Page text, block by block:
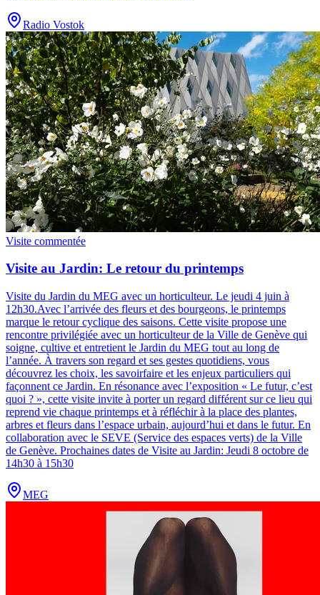
Radio Vostok
Visite commentée
Visite au Jardin: Le retour du printemps
Visite du Jardin du MEG avec un horticulteur. Le jeudi 4 juin à
12h30.Avec l’arrivée des fleurs et des bourgeons, le printemps
marque le retour cyclique des saisons. Cette visite propose une
rencontre privilégiée avec un horticulteur de la Ville de Genève qui
soigne, cultive et entretient le Jardin du MEG tout au long de
l’année. À travers son regard et ses gestes quotidiens, vous
découvrez les choix, les savoirfaire et les enjeux particuliers qui
façonnent ce Jardin. En résonance avec l’exposition « Le futur, c’est
quoi ? », cette visite invite à porter un regard différent sur ce lieu qui
reprend vie chaque printemps et à réfléchir à la place des plantes,
arbres et fleurs dans l’espace urbain, aujourd’hui et dans le futur. En
collaboration avec le SEVE (Service des espaces verts) de la Ville
de Genève. Prochaines dates de Visite au Jardin: Jeudi 8 octobre de
14h30 à 15h30
MEG